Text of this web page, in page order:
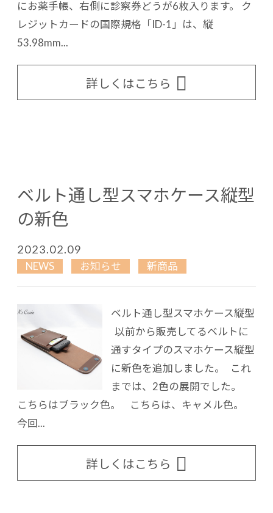
にお薬手帳、右側に診察券どうが6枚入ります。 ク
レジットカードの国際規格「ID-1」は、縦
53.98mm...
詳しくはこちら
ベルト通し型スマホケース縦型
の新色
2023.02.09
NEWS お知らせ 新商品
ベルト通し型スマホケース縦型
以前から販売してるベルトに
通すタイプのスマホケース縦型
に新色を追加しました。 これ
までは、2色の展開でした。
こちらはブラック色。 こちらは、キャメル色。
今回...
詳しくはこちら